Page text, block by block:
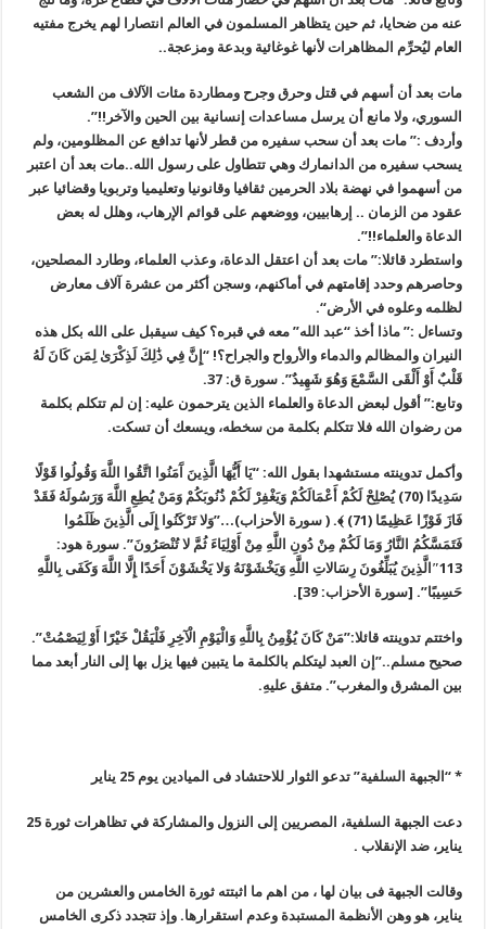
عنه من ضحايا، ثم حين يتظاهر المسلمون في العالم انتصارا لهم يخرج مفتيه
العام ليُحرِّم المظاهرات لأنها غوغائية وبدعة ومزعجة..
مات بعد أن أسهم في قتل وحرق وجرح ومطاردة مئات الآلاف من الشعب
السوري، ولا مانع أن يرسل مساعدات إنسانية بين الحين والآخر !!”.
وأردف :” مات بعد أن سحب سفيره من قطر لأنها تدافع عن المظلومين، ولم
يسحب سفيره من الدانمارك وهي تتطاول على رسول الله..مات بعد أن اعتبر
من أسهموا في نهضة بلاد الحرمين ثقافيا وقانونيا وتعليميا وتربويا وقضائيا عبر
عقود من الزمان .. إرهابيين، ووضعهم على قوائم الإرهاب، وهلل له بعض
الدعاة والعلماء!!”.
واستطرد قائلا:” مات بعد أن اعتقل الدعاة، وعذب العلماء، وطارد المصلحين،
وحاصرهم وحدد إقامتهم في أماكنهم، وسجن أكثر من عشرة آلاف معارض
لظلمه وعلوه في الأرض“.
وتساءل :” ماذا أخذ “عبد الله” معه في قبره؟ كيف سيقبل على الله بكل هذه
النيران والمظالم والدماء والأرواح والجراح؟! “إِنَّ فِي ذَٰلِكَ لَذِكْرَىٰ لِمَن كَانَ لَهُ
قَلْبٌ أَوْ أَلْقَى السَّمْعَ وَهُوَ شَهِيدٌ”. سورة ق: 37
.
وتابع:” أقول لبعض الدعاة والعلماء الذين يترحمون عليه: إن لم تتكلم بكلمة
من رضوان الله فلا تتكلم بكلمة من سخطه، ويسعك أن تسكت.
وأكمل تدوينته مستشهدا بقول الله: “يَا أَيُّهَا الَّذِينَ آَمَنُوا اتَّقُوا اللَّهَ وَقُولُوا قَوْلًا
سَدِيدًا (70) يُصْلِحْ لَكُمْ أَعْمَالَكُمْ وَيَغْفِرْ لَكُمْ ذُنُوبَكُمْ وَمَنْ يُطِعِ اللَّهَ وَرَسُولَهُ فَقَدْ
فَازَ فَوْزًا عَظِيمًا (71) ﴾. ( سورة الأحزاب)…”وَلا تَرْكَنُوا إِلَى الَّذِينَ ظَلَمُوا
فَتَمَسَّكُمُ النَّارُ وَمَا لَكُمْ مِنْ دُونِ اللَّهِ مِنْ أَوْلِيَاءَ ثُمَّ لا تُنْصَرُونَ”. سورة هود:
113″الَّذِينَ يُبَلِّغُونَ رِسَالاتِ اللَّهِ وَيَخْشَوْنَهُ وَلا يَخْشَوْنَ أَحَدًا إِلَّا اللَّهَ وَكَفَى بِاللَّهِ
حَسِيبًا”. [سورة الأحزاب: 39].
واختتم تدوينته قائلا:”مَنْ كَانَ يُؤْمِنُ بِاللَّهِ وَالْيَوْمِ الْآخِرِ فَلْيَقُلْ خَيْرًا أَوْ لِيَصْمُتْ”.
صحيح مسلم..”إن العبد ليتكلم بالكلمة ما يتبين فيها يزل بها إلى النار أبعد مما
بين المشرق والمغرب”. متفق عليهِ.
*
“ الجبهة السلفية” تدعو الثوار للاحتشاد فى الميادين يوم 25 يناير
دعت الجبهة السلفية، المصريين إلى النزول والمشاركة في تظاهرات ثورة 25
يناير، ضد الإنقلاب .
وقالت الجبهة فى بيان لها ، من اهم ما اثبتته ثورة الخامس والعشرين من
يناير، هو وهن الأنظمة المستبدة وعدم استقرارها. وإذ تتجدد ذكرى الخامس